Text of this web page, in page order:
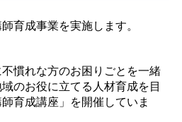
育成事業を実施します。
慣れな方のお困りごとを一緒
のお役に立てる人材育成を目
育成講座」を開催していま